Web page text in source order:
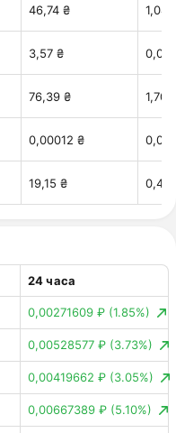
46,74 ₴
3,57 ₴
76,39 ₴ 1,70
0,00012 ₴
19,15 ₴ 0,42
24 часа
0,00271609 ₽ (1.85%)
0,00528577 ₽ (3.73%)
0,00419662 ₽ (3.05%)
0,00667389 ₽ (5.10%)